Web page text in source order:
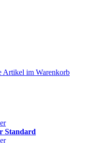
Artikel im Warenkorb
Standard